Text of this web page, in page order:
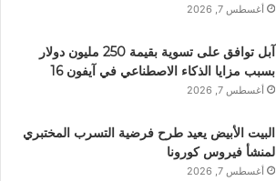
أغسطس 7, 2026
آبل توافق على تسوية بقيمة 250 مليون دولار
بسبب مزايا الذكاء الاصطناعي في آيفون 16
أغسطس 7, 2026
البيت الأبيض يعيد طرح فرضية التسرب المختبري
لمنشأ فيروس كورونا
أغسطس 7, 2026